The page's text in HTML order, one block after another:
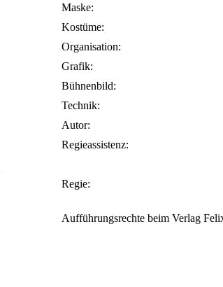
Maske:
Kostüme:
Organisation:
Grafik:
Bühnenbild:
Technik:
Autor:
Regieassistenz:
Regie:
Aufführungsrechte beim Verlag